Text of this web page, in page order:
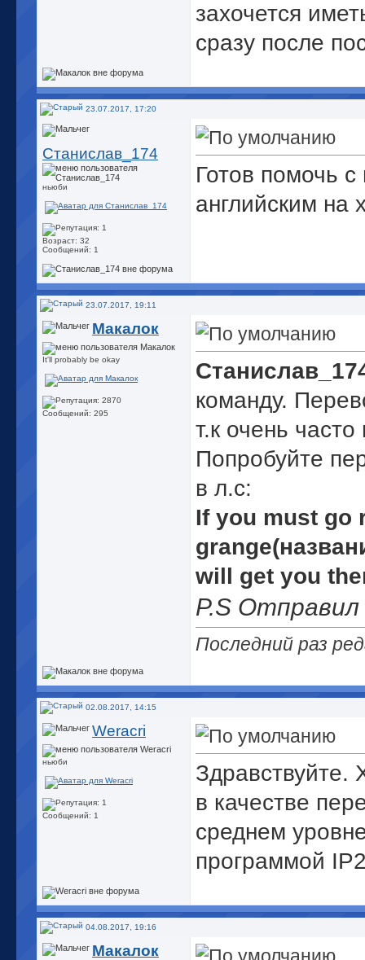
захочется
сразу после
23.07.2017, 17:20
Станислав_174
ньюби
Возраст: 32
Сообщений: 1
Готов помочь
английским на
23.07.2017, 19:11
Макалок
It'll probably be okay
Сообщений: 295
команду.
т.к очень
Попробуйте
в л.с:
If you must go
will get you
P.S
Последний раз
02.08.2017, 14:15
Weracri
ньюби
Сообщений: 1
Здравствуйте.
в качестве
среднем
программой
04.08.2017, 19:16
Макалок